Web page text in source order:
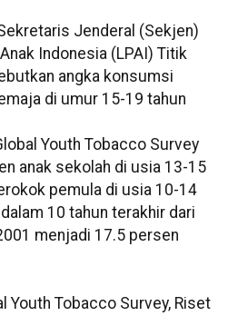
Jenderal (Sekjen)
Indonesia (LPAI) Titik
angka konsumsi
di umur 15-19 tahun
Youth Tobacco Survey
anak sekolah di usia 13-15
pemula di usia 10-14
10 tahun terakhir dari
menjadi 17.5 persen
Youth Tobacco Survey, Riset